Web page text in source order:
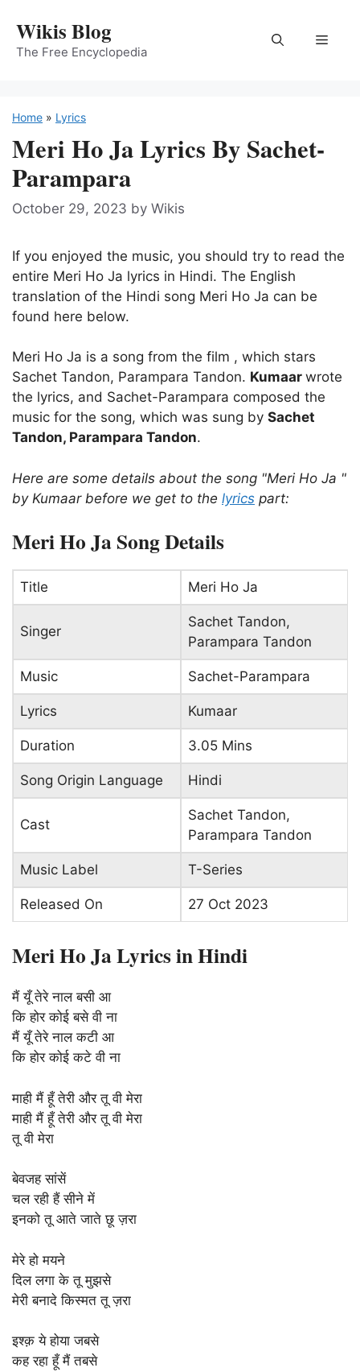
content
Wikis Blog
The Free Encyclopedia
Menu
Home » Lyrics
Meri Ho Ja Lyrics By Sachet-
Parampara
October 29, 2023 by Wikis
If you enjoyed the music, you should try to read the
entire Meri Ho Ja lyrics in Hindi. The English
translation of the Hindi song Meri Ho Ja can be
found here below.
Meri Ho Ja is a song from the film , which stars
Sachet Tandon, Parampara Tandon. Kumaar wrote
the lyrics, and Sachet-Parampara composed the
music for the song, which was sung by Sachet
Tandon, Parampara Tandon.
Here are some details about the song "Meri Ho Ja "
by Kumaar before we get to the lyrics part:
Meri Ho Ja Song Details
Title Meri Ho Ja
Singer
Sachet Tandon,
Parampara Tandon
Music Sachet-Parampara
Lyrics Kumaar
Duration 3.05 Mins
Song Origin Language Hindi
Cast
Sachet Tandon,
Parampara Tandon
Music Label T-Series
Released On 27 Oct 2023
Meri Ho Ja Lyrics in Hindi
मैं यूँ तेरे नाल बसी आ
कि होर कोई बसे वी ना
मैं यूँ तेरे नाल कटी आ
कि होर कोई कटे वी ना
माही मैं हूँ तेरी और तू वी मेरा
माही मैं हूँ तेरी और तू वी मेरा
तू वी मेरा
बेवजह सांसें
चल रही हैं सीने में
इनको तू आते जाते छू ज़रा
मेरे हो मयने
दिल लगा के तू मुझसे
मेरी बनादे किस्मत तू ज़रा
इश्क़ ये होया जबसे
कह रहा हूँ मैं तबसे